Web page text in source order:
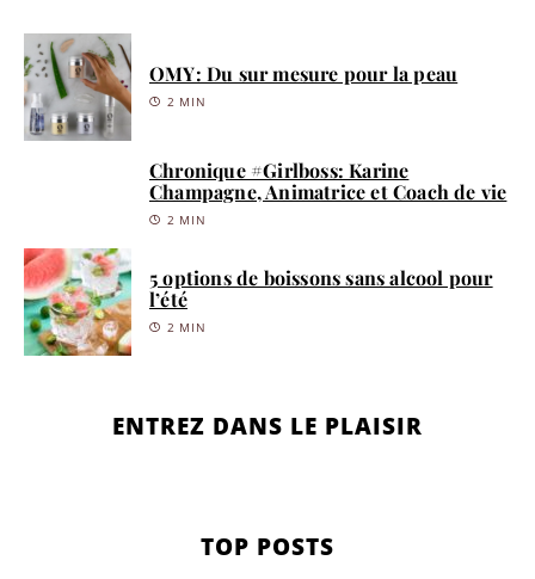
OMY: Du sur mesure pour la peau
2 MIN
Chronique #Girlboss: Karine
Champagne, Animatrice et Coach de vie
2 MIN
5 options de boissons sans alcool pour
l’été
2 MIN
ENTREZ DANS LE PLAISIR
TOP POSTS